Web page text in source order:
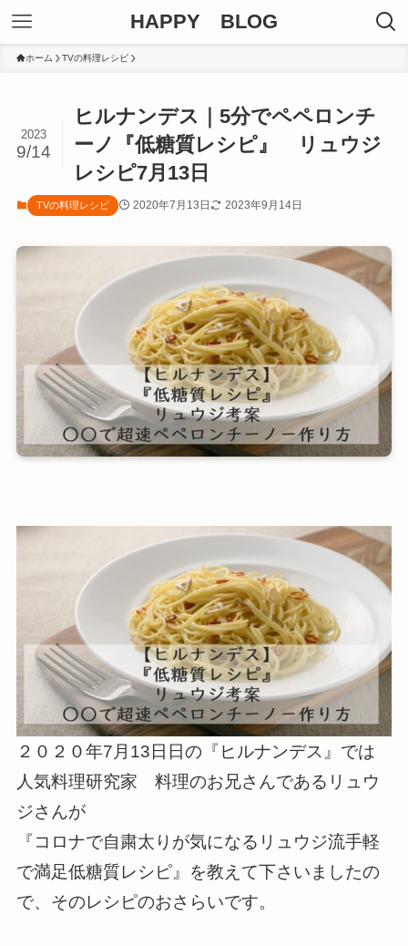
HAPPY BLOG
ホーム TVの料理レシピ
ヒルナンデス｜5分でペペロンチ
ーノ『低糖質レシピ』 リュウジ
レシピ7月13日
2023
9/14
TVの料理レシピ 2020年7月13日 2023年9月14日
２０２０年7月13日日の『ヒルナンデス』では
人気料理研究家 料理のお兄さんであるリュウ
ジさんが
『コロナで自粛太りが気になるリュウジ流手軽
で満足低糖質レシピ』を教えて下さいましたの
で、そのレシピのおさらいです。